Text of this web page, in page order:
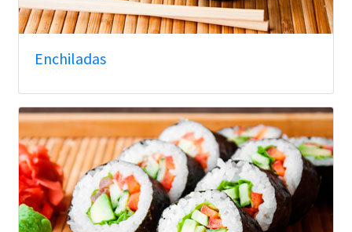
Enchiladas